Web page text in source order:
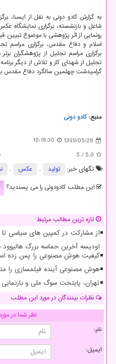
به گزارش کادو دونی به نقل از ایسنا،
شاغل و بازنشسته، برگزاری نمایشگاه
رونمایی از اثر پژوهشی با موضوع تبیین
اسلام و دفاع مقدس، برگزاری مراسم
برگزاری مراسم تجلیل از پژوهشگران
تجلیل از شهدای کار و تلاش از دیگر
گرامیدشت چهلمین سالگرد دفاع مقدس
منبع:كادو دونی
1399/05/28
10:16:30
5.0
/ 5
تگهای خبر:
تولید , عكس ,
این مطلب کادودونی را می پسندید؟
تازه ترین مطالب مرتبط
از مشارکت در کمپین های سیاسی
اودیسه آخرین حماسه بزرگ
کیفیت هوش مصنوعی را پس زده
هوش مصنوعی آینده فیلمسازی را
تهران، پایتخت سوگ ملی و بازنمایی
نظرات بینندگان در مورد این مطلب
نظر شما در
نام:
ایمیل: